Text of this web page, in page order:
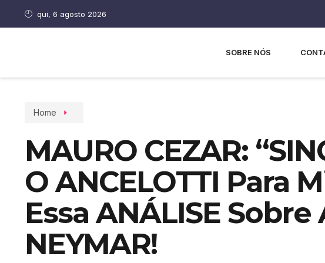
qui, 6 agosto 2026
SOBRE NÓS
Home
MAURO CEZAR:
O ANCELOTTI Para
Essa ANÁLISE Sobre
NEYMAR!